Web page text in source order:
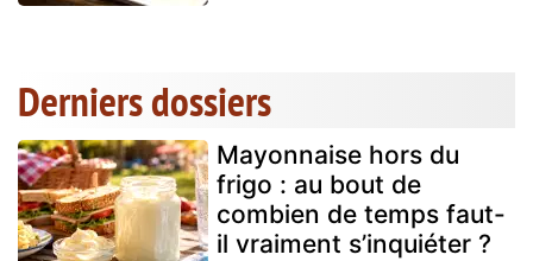
Derniers dossiers
Mayonnaise hors du
frigo : au bout de
combien de temps faut-
il vraiment s’inquiéter ?